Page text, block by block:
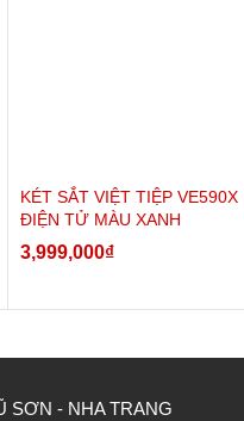
KÉT SẮT VIỆT TIỆP VE590X
ĐIỆN TỬ MÀU XANH
3,999,000₫
SƠN - NHA TRANG